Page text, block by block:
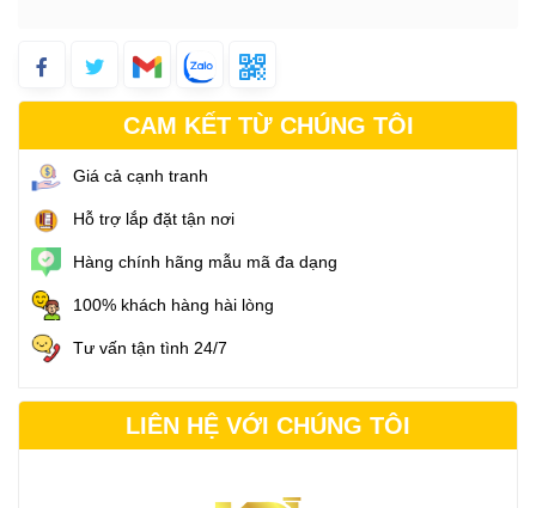
CAM KẾT TỪ CHÚNG TÔI
Giá cả cạnh tranh
Hỗ trợ lắp đặt tận nơi
Hàng chính hãng mẫu mã đa dạng
100% khách hàng hài lòng
Tư vấn tận tình 24/7
LIÊN HỆ VỚI CHÚNG TÔI